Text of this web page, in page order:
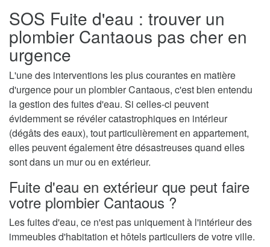
SOS Fuite d'eau : trouver un
plombier Cantaous pas cher en
urgence
L'une des interventions les plus courantes en matière
d'urgence pour un plombier Cantaous, c'est bien entendu
la gestion des fuites d'eau. Si celles-ci peuvent
évidemment se révéler catastrophiques en intérieur
(dégâts des eaux), tout particulièrement en appartement,
elles peuvent également être désastreuses quand elles
sont dans un mur ou en extérieur.
Fuite d'eau en extérieur que peut faire
votre plombier Cantaous ?
Les fuites d'eau, ce n'est pas uniquement à l'intérieur des
immeubles d'habitation et hôtels particuliers de votre ville.